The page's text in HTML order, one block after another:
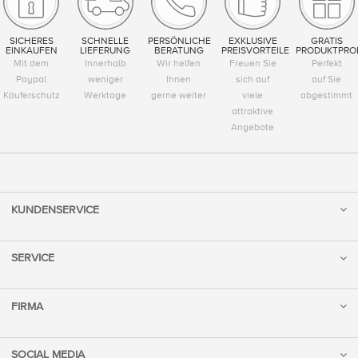
SICHERES
EINKAUFEN
Mit dem
Paypal
Käuferschutz
SCHNELLE
LIEFERUNG
Innerhalb
weniger
Werktage
PERSÖNLICHE
BERATUNG
Wir helfen
Ihnen
gerne weiter
EXKLUSIVE
PREISVORTEILE
Freuen Sie
sich auf
viele
attraktive
Angebote
GRATIS
Perfekt
auf Sie
abgestimmt
KUNDENSERVICE
SERVICE
FIRMA
SOCIAL MEDIA